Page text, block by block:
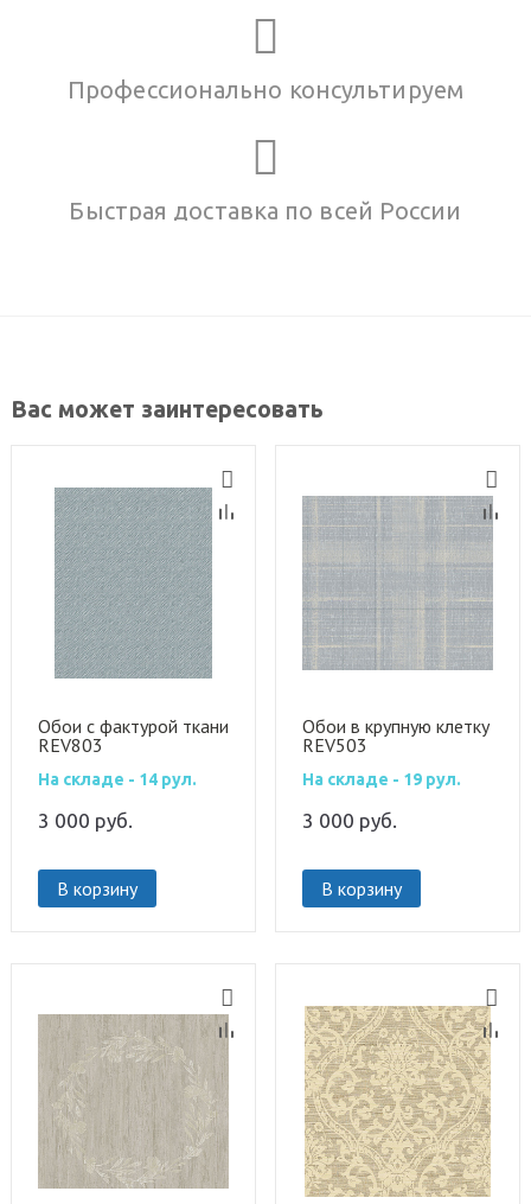
Профессионально консультируем
Быстрая доставка по всей России
Вас может заинтересовать
Обои с фактурой ткани
REV803
На складе - 14 рул.
3 000 руб.
В корзину
Обои в крупную клетку
REV503
На складе - 19 рул.
3 000 руб.
В корзину